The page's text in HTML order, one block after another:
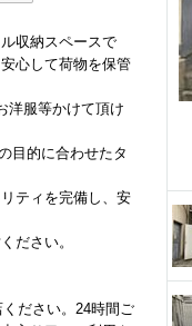
収納スペースで
心して荷物を保管
洋服等かけて頂け
目的に合わせたタ
ティを完備し、安
ださい。
ださい。24時間ご